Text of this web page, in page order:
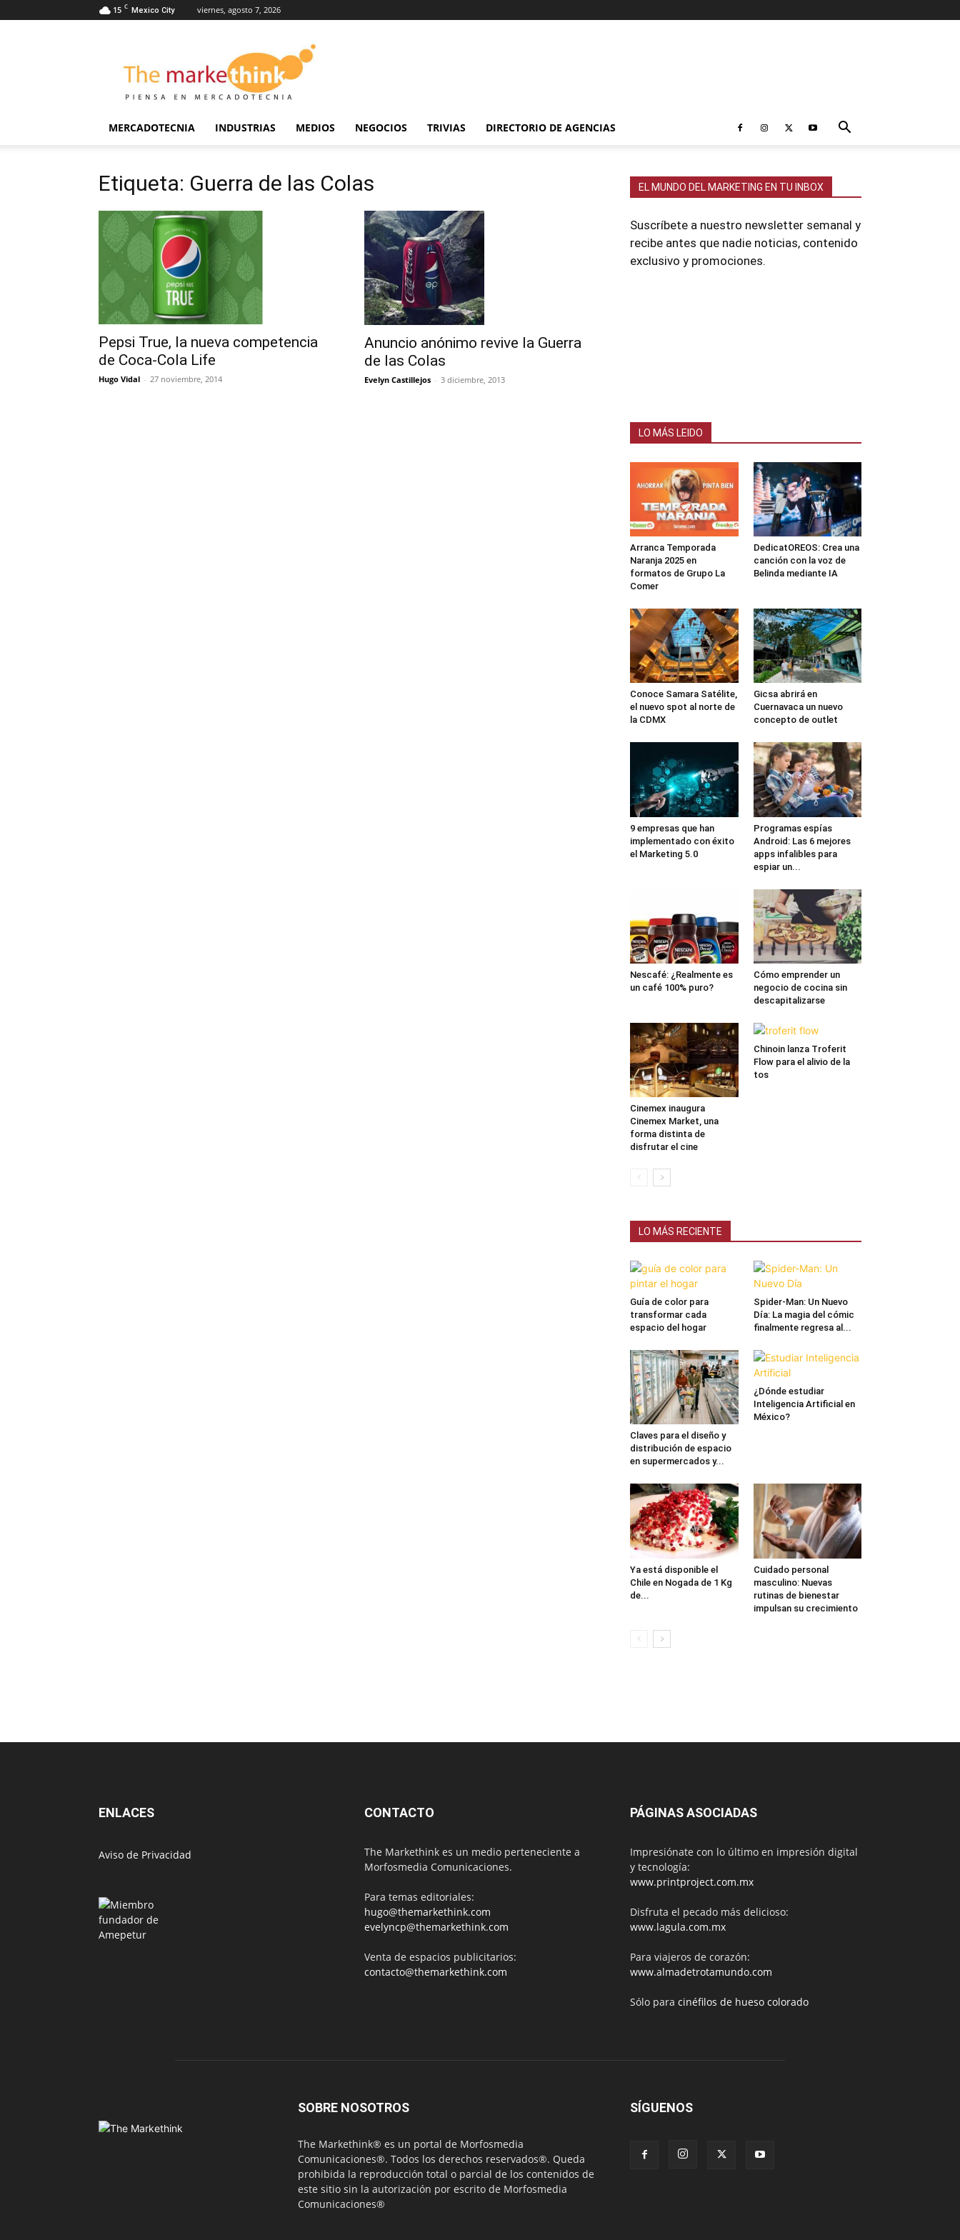
15 C Mexico City viernes, agosto 7, 2026
Markethink
MERCADOTECNIA INDUSTRIAS MEDIOS NEGOCIOS TRIVIAS DIRECTORIO DE AGENCIAS
Etiqueta: Guerra de las Colas
Pepsi True, la nueva competencia
de Coca-Cola Life
Hugo Vidal - 27 noviembre, 2014
Anuncio anónimo revive la Guerra
de las Colas
Evelyn Castillejos - 3 diciembre, 2013
EL MUNDO DEL MARKETING EN TU INBOX
Suscríbete a nuestro newsletter semanal y
recibe antes que nadie noticias, contenido
exclusivo y promociones.
LO MÁS LEIDO
Arranca Temporada
Naranja 2025 en
formatos de Grupo La
Comer
DedicatOREOS: Crea una
canción con la voz de
Belinda mediante IA
Conoce Samara Satélite,
el nuevo spot al norte de
la CDMX
Gicsa abrirá en
Cuernavaca un nuevo
concepto de outlet
9 empresas que han
implementado con éxito
el Marketing 5.0
Programas espías
Android: Las 6 mejores
apps infalibles para
espiar un...
Nescafé: ¿Realmente es
un café 100% puro?
Cómo emprender un
negocio de cocina sin
descapitalizarse
Cinemex inaugura
Cinemex Market, una
forma distinta de
disfrutar el cine
Chinoin lanza Troferit
Flow para el alivio de la
tos
LO MÁS RECIENTE
Guía de color para
transformar cada
espacio del hogar
Spider-Man: Un Nuevo
Día: La magia del cómic
finalmente regresa al...
Claves para el diseño y
distribución de espacio
en supermercados y...
¿Dónde estudiar
Inteligencia Artificial en
México?
Ya está disponible el
Chile en Nogada de 1 Kg
de...
Cuidado personal
masculino: Nuevas
rutinas de bienestar
impulsan su crecimiento
ENLACES
Aviso de Privacidad
CONTACTO
The Markethink es un medio perteneciente a
Morfosmedia Comunicaciones.
Para temas editoriales:
hugo@themarkethink.com
evelyncp@themarkethink.com
Venta de espacios publicitarios:
contacto@themarkethink.com
PÁGINAS ASOCIADAS
Impresiónate con lo último en impresión digital
y tecnología:
www.printproject.com.mx
Disfruta el pecado más delicioso:
www.lagula.com.mx
Para viajeros de corazón:
www.almadetrotamundo.com
Sólo para cinéfilos de hueso colorado
SOBRE NOSOTROS
The Markethink® es un portal de Morfosmedia
Comunicaciones®. Todos los derechos reservados®. Queda
prohibida la reproducción total o parcial de los contenidos de
este sitio sin la autorización por escrito de Morfosmedia
Comunicaciones®
SÍGUENOS